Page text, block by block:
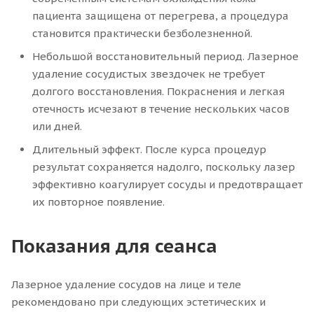
пациента защищена от перегрева, а процедура
становится практически безболезненной.
Небольшой восстановительный период. Лазерное
удаление сосудистых звездочек не требует
долгого восстановления. Покраснения и легкая
отечность исчезают в течение нескольких часов
или дней.
Длительный эффект. После курса процедур
результат сохраняется надолго, поскольку лазер
эффективно коагулирует сосуды и предотвращает
их повторное появление.
Показания для сеанса
Лазерное удаление сосудов на лице и теле
рекомендовано при следующих эстетических и